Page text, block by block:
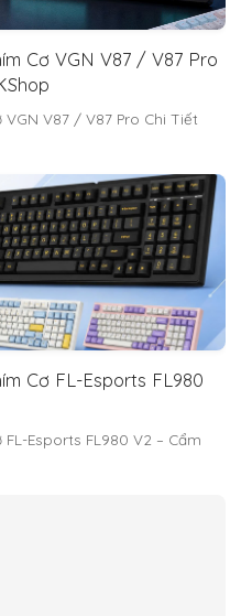
Cơ VGN V87 / V87 Pro
V87 / V87 Pro Chi Tiết
Cơ FL-Esports FL980
Esports FL980 V2 – Cẩm